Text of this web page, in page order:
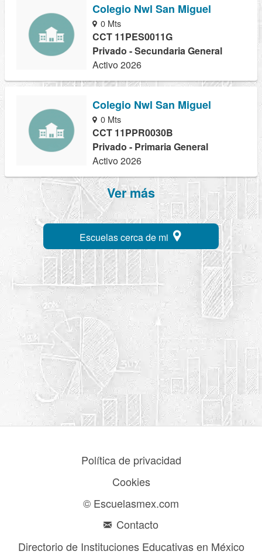
Colegio Nwl San Miguel
0 Mts
CCT 11PES0011G
Privado - Secundaria General
Activo 2026
Colegio Nwl San Miguel
0 Mts
CCT 11PPR0030B
Privado - Primaria General
Activo 2026
Ver más
Escuelas cerca de mi
Política de privacidad
Cookies
© Escuelasmex.com
Contacto
Directorio de Instituciones Educativas en México